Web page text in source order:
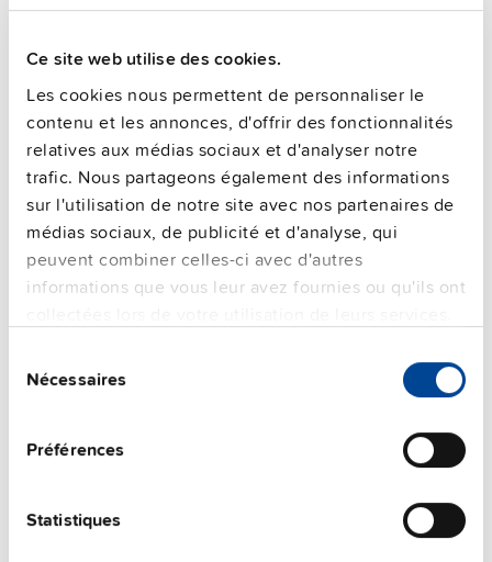
Ce site web utilise des cookies.
Les cookies nous permettent de personnaliser le
contenu et les annonces, d'offrir des fonctionnalités
relatives aux médias sociaux et d'analyser notre
trafic. Nous partageons également des informations
sur l'utilisation de notre site avec nos partenaires de
médias sociaux, de publicité et d'analyse, qui
peuvent combiner celles-ci avec d'autres
informations que vous leur avez fournies ou qu'ils ont
duNécessaires
Préférences
Statistiques
Caractéristiques
Informations commerciales
FAQs
This video is hosted by external service. By continuing,
you agree to the external service's privacy policy.
Unités supplémentaires